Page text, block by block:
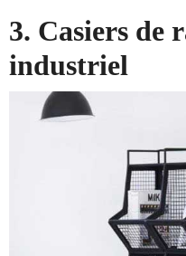
3. Casiers de
industriel